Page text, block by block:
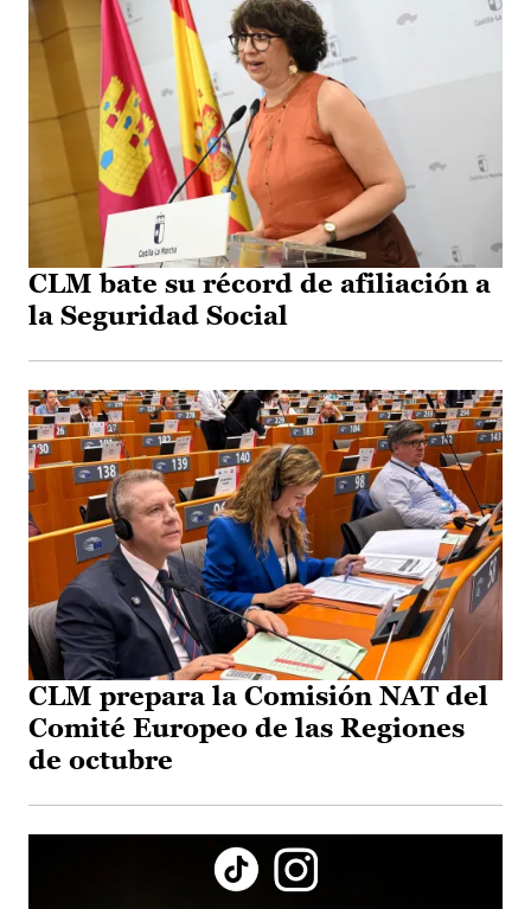
CLM bate su récord de afiliación a
la Seguridad Social
CLM prepara la Comisión NAT del
Comité Europeo de las Regiones
de octubre